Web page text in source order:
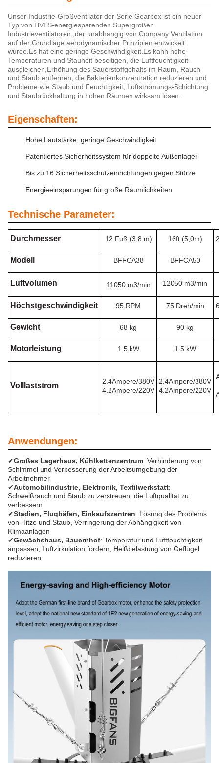
Unser Industrie-Großventilator der Serie Gearbox ist ein neuer
Typ von HVLS-energiesparenden Supergroßen
Industrieventilatoren, der unabhängig von Company Ventilation
auf der Grundlage aerodynamischer Prinzipien entwickelt
wurde.Es hat eine geringe Geschwindigkeit.Es kann hohe
Temperaturen und Stauheit beseitigen, die Luftfeuchtigkeit
ausgleichen,Erhöhung des Sauerstoffgehalts im Raum, Rauch
und Staub entfernen, die Bakterienkonzentration reduzieren und
Probleme wie Staub und Feuchtigkeit, Luftströmungs-Schichtung
und Staubrückhaltung in hohen Räumen wirksam lösen.
Eigenschaften:
Hohe Lautstärke, geringe Geschwindigkeit
Patentiertes Sicherheitssystem für doppelte Außenlager
Bis zu 16 Sicherheitsschutzeinrichtungen gegen Stürze
Energieeinsparungen für große Räumlichkeiten
Technische Parameter:
Durchmesser 12 Fuß (3,8 m) 16ft (5,0m)
Modell BFFCA38 BFFCA50
Luftvolumen 11050 m3/min 12050 m3/min
Höchstgeschwindigkeit 95 RPM 75 Dreh/min
Gewicht 68 kg 90 kg
Motorleistung 1.5 kW 1.5 kW
Volllaststrom
2.4Ampere/380V
4.2Ampere/220V
2.4Ampere/380V
4.2Ampere/220V
Anwendungen:
✔Großes Lagerhaus, Kühlkettenzentrum: Verhinderung von
Schimmel und Verbesserung der Arbeitsumgebung der
Arbeitnehmer
✔Automobilindustrie, Elektronik, Textilwerkstatt:
Schweißrauch und Staub zu zerstreuen, die Luftqualität zu
verbessern
✔Stadien, Flughäfen, Einkaufszentren: Lösung des Problems
von Hitze und Staub, Verringerung der Abhängigkeit von
Klimaanlagen
✔Gewächshaus, Bauernhof: Temperatur und Luftfeuchtigkeit
anpassen, Luftzirkulation fördern, Heißbelastung von Geflügel
reduzieren